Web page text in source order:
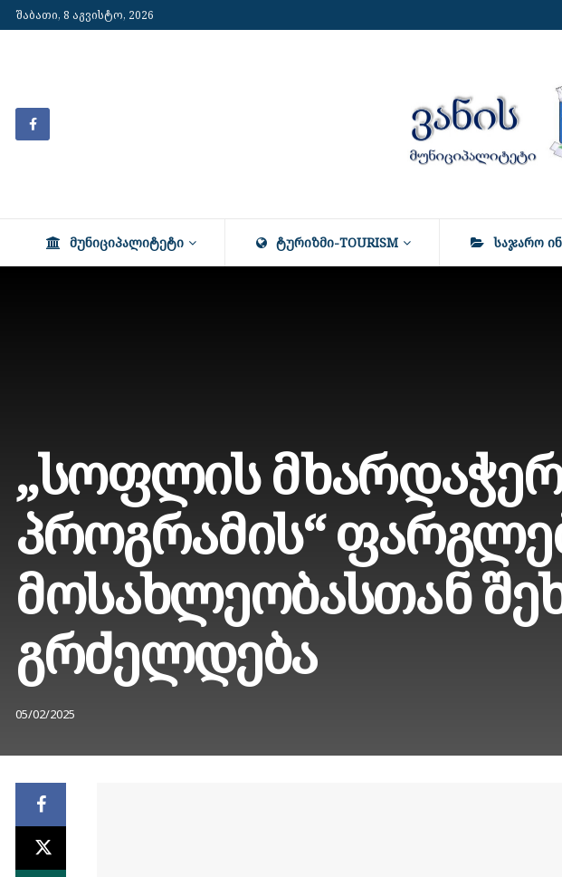
შაბათი, 8 აგვისტო, 2026
ᲛᲣᲜᲘᲪᲘᲞᲐᲚᲘᲢᲔᲢᲘ ᲢᲣᲠᲘᲖᲛᲘ-TOURISM ᲡᲐᲯᲐᲠᲝ
„სოფლის
პროგრამის“
მოსახლეობასთან
გრძელდება
05/02/2025